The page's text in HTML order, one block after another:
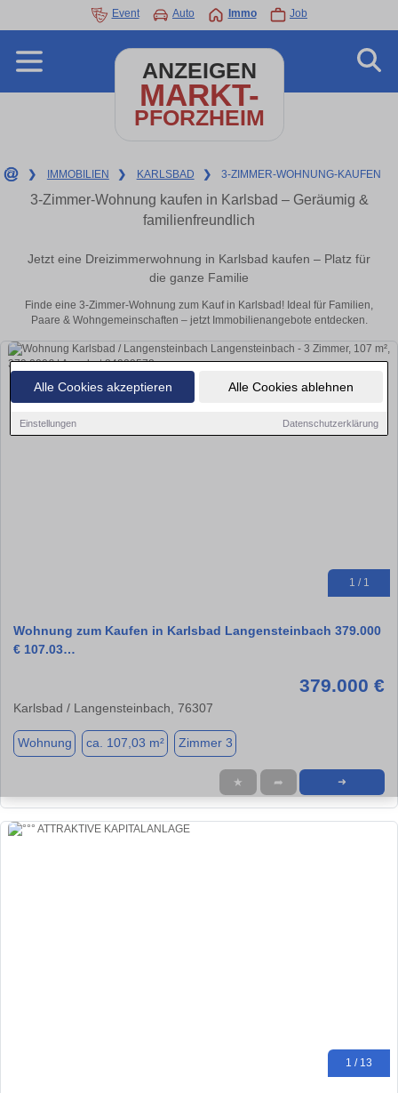
Alle Cookies akzeptieren Alle Cookies ablehnen
Einstellungen Datenschutzerklärung
Event Auto Immo Job
ANZEIGEN
MARKT-
PFORZHEIM
❯ IMMOBILIEN ❯ KARLSBAD ❯ 3-ZIMMER-WOHNUNG-KAUFEN
3-Zimmer-Wohnung kaufen in Karlsbad – Geräumig &
familienfreundlich
Jetzt eine Dreizimmerwohnung in Karlsbad kaufen – Platz für
die ganze Familie
Finde eine 3-Zimmer-Wohnung zum Kauf in Karlsbad! Ideal für Familien,
Paare & Wohngemeinschaften – jetzt Immobilienangebote entdecken.
1 / 1
Wohnung zum Kaufen in Karlsbad Langensteinbach 379.000
€ 107.03…
379.000 €
Karlsbad / Langensteinbach, 76307
Wohnung ca. 107,03 m² Zimmer 3
★ ➦ ➜
1 / 13